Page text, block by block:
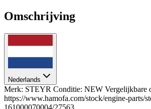
Omschrijving
Nederlands
Merk: STEYR Conditie: NEW Vergelijkbare
https://www.hamofa.com/stock/engine-parts/
161000070004/27563